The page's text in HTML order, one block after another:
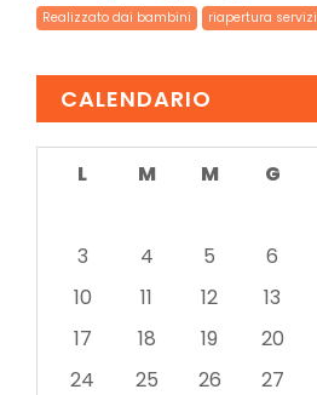
Realizzato dai bambini
riapertura servizi
CALENDARIO
L M M G
3
4 5 6
10
11 12 13
17
18 19 20
24
25 26 27